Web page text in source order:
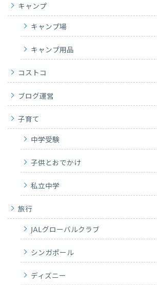
キャンプ
キャンプ場
キャンプ用品
コストコ
ブログ運営
子育て
中学受験
子供とおでかけ
私立中学
旅行
JALグローバルクラブ
シンガポール
ディズニー